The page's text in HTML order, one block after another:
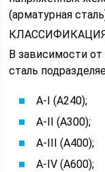
(арматурная
В зависимости
сталь
А-I (А240);
А-II (А300);
A-III (А400);
A-IV (А600);